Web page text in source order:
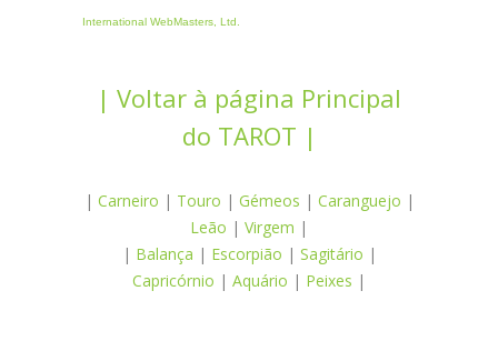
International WebMasters, Ltd.
| Voltar à página Principal
do TAROT |
| Carneiro | Touro | Gémeos | Caranguejo |
Leão | Virgem |
| Balança | Escorpião | Sagitário |
Capricórnio | Aquário | Peixes |